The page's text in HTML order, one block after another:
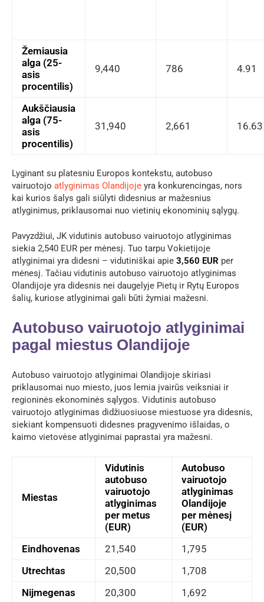
Žemiausia
alga (25-
asis
procentilis)
9,440 786 4.91
Aukščiausia
alga (75-
asis
procentilis)
31,940 2,661 16.63
Lyginant su platesniu Europos kontekstu, autobuso
vairuotojo atlyginimas Olandijoje yra konkurencingas, nors
kai kurios šalys gali siūlyti didesnius ar mažesnius
atlyginimus, priklausomai nuo vietinių ekonominių sąlygų.
Pavyzdžiui, JK vidutinis autobuso vairuotojo atlyginimas
siekia 2,540 EUR per mėnesį. Tuo tarpu Vokietijoje
atlyginimai yra didesni – vidutiniškai apie 3,560 EUR per
mėnesį. Tačiau vidutinis autobuso vairuotojo atlyginimas
Olandijoje yra didesnis nei daugelyje Pietų ir Rytų Europos
šalių, kuriose atlyginimai gali būti žymiai mažesni.
Autobuso vairuotojo atlyginimai
pagal miestus Olandijoje
Autobuso vairuotojo atlyginimai Olandijoje skiriasi
priklausomai nuo miesto, juos lemia įvairūs veiksniai ir
regioninės ekonominės sąlygos. Vidutinis autobuso
vairuotojo atlyginimas didžiuosiuose miestuose yra didesnis,
siekiant kompensuoti didesnes pragyvenimo išlaidas, o
kaimo vietovėse atlyginimai paprastai yra mažesni.
Miestas
Vidutinis
autobuso
vairuotojo
atlyginimas
per metus
(EUR)
Autobuso
vairuotojo
atlyginimas
Olandijoje
per mėnesį
(EUR)
Eindhovenas
21,540
1,795
Utrechtas
20,500
1,708
Nijmegenas
20,300 1,692